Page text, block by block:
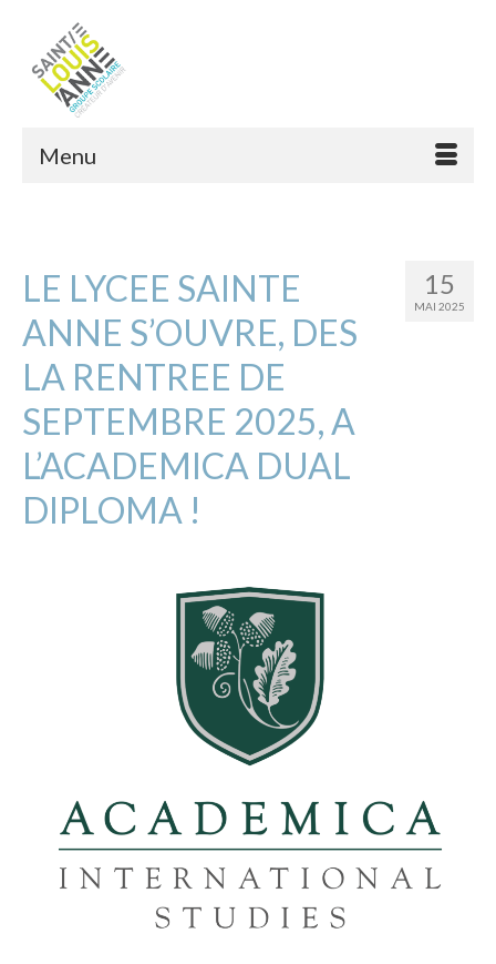
Menu
15
MAI 2025
LE LYCEE SAINTE
ANNE S’OUVRE, DES
LA RENTREE DE
SEPTEMBRE 2025, A
L’ACADEMICA DUAL
DIPLOMA !